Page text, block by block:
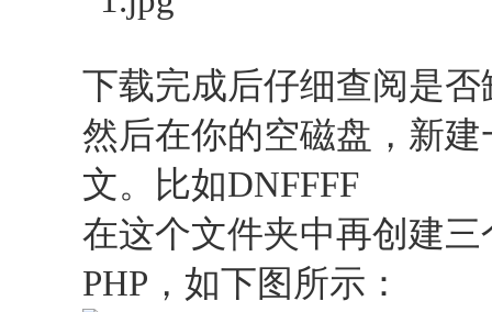
下载完成后仔细查阅是
然后在你的空磁盘，新
文。比如DNFFFF
在这个文件夹中再创建
PHP，如下图所示：